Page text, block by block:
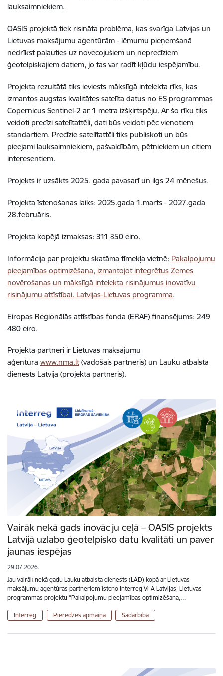
lauksaimniekiem.
OASIS projektā tiek risināta problēma, kas svarīga Latvijas un
Lietuvas maksājumu aģentūrām - lēmumu pieņemšanā
nedrīkst paļauties uz novecojušiem un neprecīziem
ģeotelpiskajiem datiem, jo tas var radīt kļūdu iespējamību.
Projekta rezultātā tiks ieviests mākslīgā intelekta rīks, kas
izmantos augstas kvalitātes satelīta datus no ES programmas
Copernicus Sentinel-2 ar 1 metra izšķirtspēju. Ar šo rīku tiks
veidoti precīzi satelītattēli, dati būs veidoti pēc vienotiem
standartiem. Precīzie satelītattēli tiks publiskoti un būs
pieejami lauksaimniekiem, pašvaldībām, pētniekiem un citiem
interesentiem.
Projekts ir uzsākts 2025. gada pavasarī un ilgs 24 mēnešus.
Projekta īstenošanas laiks: 2025.gada 1.marts - 2027.gada
28.februāris.
Projekta kopējā izmaksas: 311 850 eiro.
Informācija par projektu skatāma tīmekļa vietnē: Pakalpojumu
pieejamības optimizēšana, izmantojot integrētus Zemes
novērošanas un mākslīgā intelekta risinājumus inovatīvu
risinājumu attīstībai. Latvijas-Lietuvas programma.
Eiropas Reģionālās attīstības fonda (ERAF) finansējums: 249
480 eiro.
Projekta partneri ir Lietuvas maksājumu
aģentūra www.nma.lt(vadošais partneris) un Lauku atbalsta
dienests Latvijā (projekta partneris).
Vairāk nekā gads inovāciju ceļā – OASIS projekts
Latvijā uzlabo ģeotelpisko datu kvalitāti un paver
jaunas iespējas
29.07.2026.
Jau vairāk nekā gadu Lauku atbalsta dienests (LAD) kopā ar Lietuvas
maksājumu aģentūras partneriem īsteno Interreg VI-A Latvijas–Lietuvas
programmas projektu “Pakalpojumu pieejamības optimizēšana,…
Interreg Pieredzes apmaiņa Sadarbība